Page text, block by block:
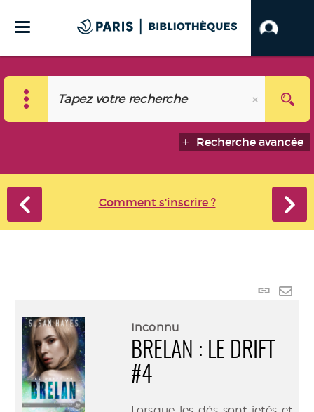
Recherche avancée
Comment s'inscrire ?
Lien
Inconnu
BRELAN : LE DRIFT
#4